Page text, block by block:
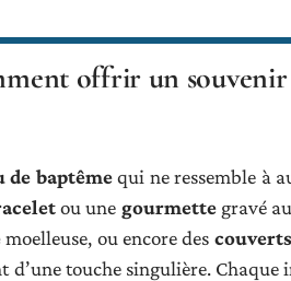
offrir un
de baptêmequi ne ressemble à
ou une gourmettegravé
moelleuse, ou encore des
d’une touche singulière.